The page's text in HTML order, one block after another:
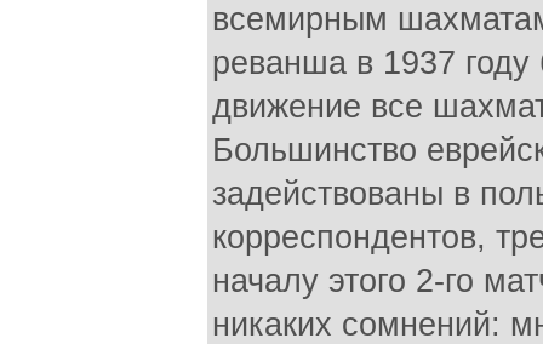
всемирным
реванша в 1937
движение все
Большинство
задействованы в
корреспондентов,
началу этого 2-го
никаких сомнений: